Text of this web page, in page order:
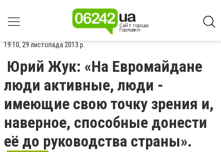
19:10, 29 листопада 2013 р.
Юрий Жук: «На Евромайдане
люди активные, люди -
имеющие свою точку зрения и,
наверное, способные донести
её до руководства страны».